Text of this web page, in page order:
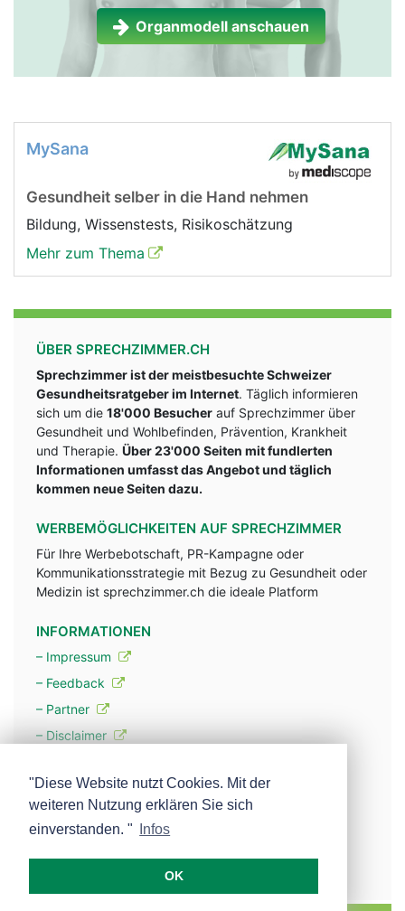
Organmodell anschauen
MySana
Gesundheit selber in die Hand nehmen
Bildung, Wissenstests, Risikoschätzung
Mehr zum Thema
ÜBER SPRECHZIMMER.CH
Sprechzimmer ist der meistbesuchte Schweizer
Gesundheitsratgeber im Internet. Täglich informieren
sich um die 18'000 Besucher auf Sprechzimmer über
Gesundheit und Wohlbefinden, Prävention, Krankheit
und Therapie. Über 23'000 Seiten mit fundlerten
Informationen umfasst das Angebot und täglich
kommen neue Seiten dazu.
WERBEMÖGLICHKEITEN AUF SPRECHZIMMER
Für Ihre Werbebotschaft, PR-Kampagne oder
Kommunikationsstrategie mit Bezug zu Gesundheit oder
Medizin ist sprechzimmer.ch die ideale Platform
INFORMATIONEN
– Impressum
– Feedback
– Partner
– Disclaimer
– Werbung
– Mehr über unsere Experten
"Diese Website nutzt Cookies. Mit der
weiteren Nutzung erklären Sie sich
einverstanden. "
Infos
OK